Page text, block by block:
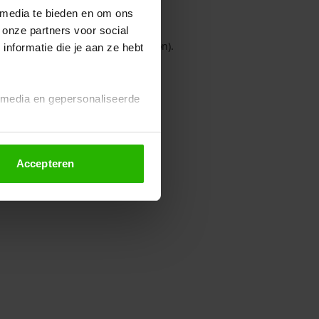
te bieden en om ons
partners voor social
die je aan ze hebt
en gepersonaliseerde
altijd wijzigen of
Accepteren
console for more information).